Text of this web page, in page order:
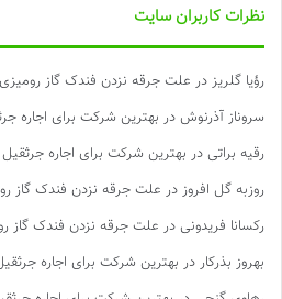
نظرات کاربران سایت
رؤیا گلریز در علت جرقه نزدن فندک گاز
سروناز آذرنوش در بهترین شرکت برای اجاره
رقیه براتی در بهترین شرکت برای اجاره
روزبه گل افروز در علت جرقه نزدن فندک گاز
رکسانا فریدونی در علت جرقه نزدن فندک گاز
بهروز بذرکار در بهترین شرکت برای اجاره